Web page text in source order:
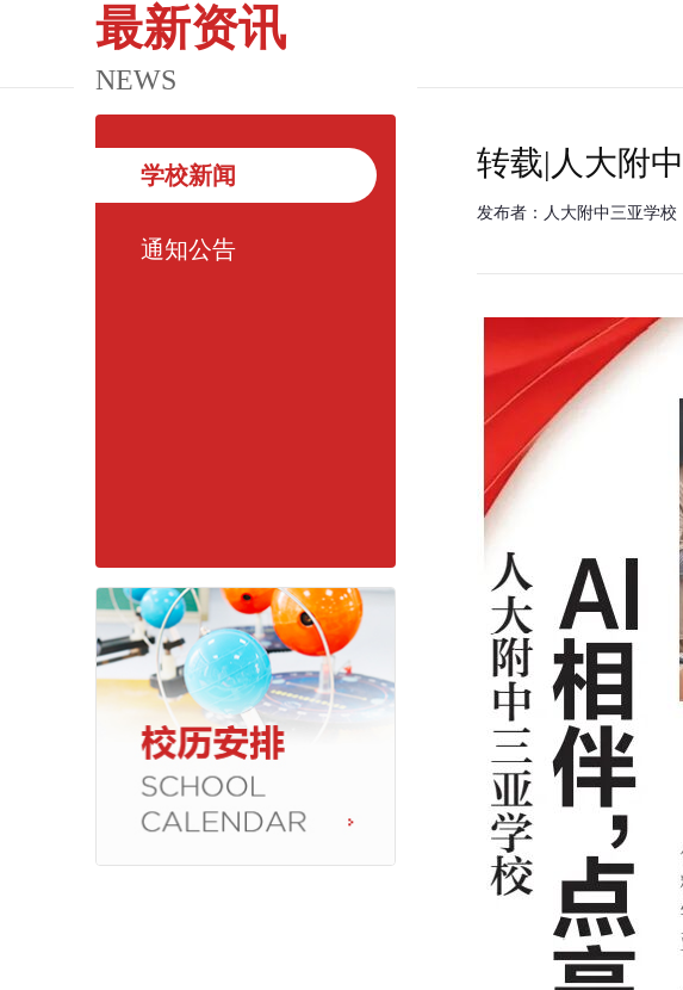
最新资讯
NEWS
学校新闻
通知公告
转载|人大附
发布者：人大附中三亚学校